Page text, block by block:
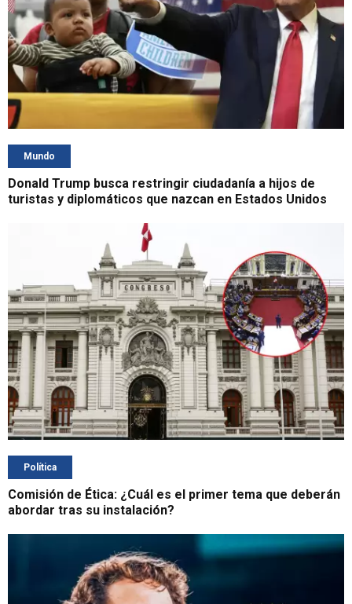
Mundo
Donald Trump busca restringir ciudadanía a hijos de
turistas y diplomáticos que nazcan en Estados Unidos
Política
Comisión de Ética: ¿Cuál es el primer tema que deberán
abordar tras su instalación?